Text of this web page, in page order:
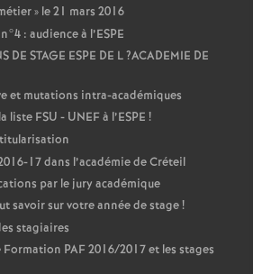
» le 21 mars 2016
: audience à l’ESPE
DE STAGE ESPE DE L?ACADEMIE DE
et mutations intra-académiques
liste FSU - UNEFà l’ESPE !
17 dans l’académie de Créteil
par le jury académique
savoir sur votre année de stage!
stagiaires
Formation PAF2016/2017 et les stages